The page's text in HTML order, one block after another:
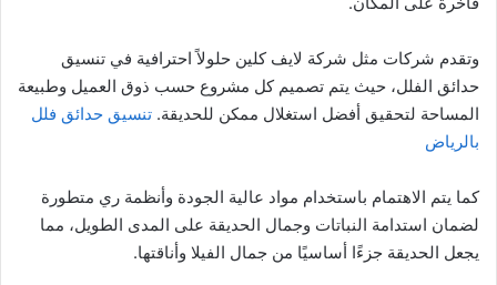
وتقدم شركات مثل شركة لايف كلين حلولاً احترافية في تنسيق
حدائق الفلل، حيث يتم تصميم كل مشروع حسب ذوق العميل وطبيعة
المساحة لتحقيق أفضل استغلال ممكن للحديقة. تنسيق حدائق فلل
بالرياض
كما يتم الاهتمام باستخدام مواد عالية الجودة وأنظمة ري متطورة
لضمان استدامة النباتات وجمال الحديقة على المدى الطويل، مما
يجعل الحديقة جزءًا أساسيًا من جمال الفيلا وأناقتها.